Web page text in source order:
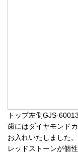
トップ左側GJS-
歯にはダイヤモンド
お入れいたしました。
レッドストーンが個